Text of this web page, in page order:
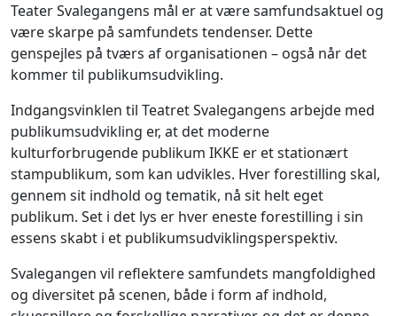
Teater Svalegangens mål er at være samfundsaktuel og
være skarpe på samfundets tendenser. Dette
genspejles på tværs af organisationen – også når det
kommer til publikumsudvikling.
Indgangsvinklen til Teatret Svalegangens arbejde med
publikumsudvikling er, at det moderne
kulturforbrugende publikum IKKE er et stationært
stampublikum, som kan udvikles. Hver forestilling skal,
gennem sit indhold og tematik, nå sit helt eget
publikum. Set i det lys er hver eneste forestilling i sin
essens skabt i et publikumsudviklingsperspektiv.
Svalegangen vil reflektere samfundets mangfoldighed
og diversitet på scenen, både i form af indhold,